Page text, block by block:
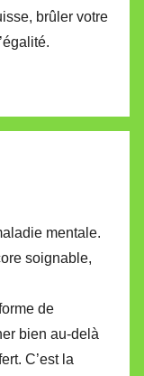
brûler votre
mentale.
soignable,
de
bien au-delà
C’est la